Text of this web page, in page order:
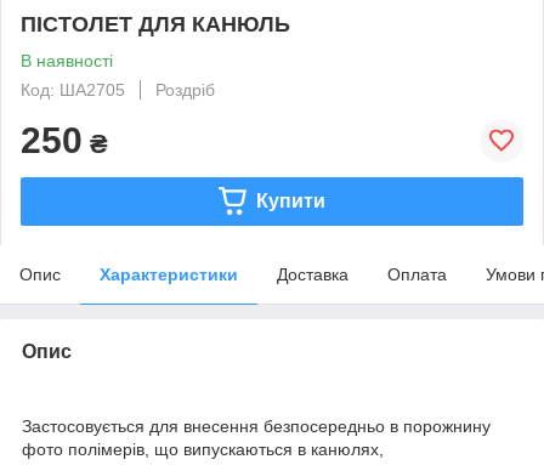
ПІСТОЛЕТ ДЛЯ КАНЮЛЬ
В наявності
Код: ША2705
Роздріб
250 ₴
Купити
Опис Характеристики Доставка Оплата Умови
Опис
Застосовується для внесення безпосередньо в порожнину
фото полімерів, що випускаються в канюлях,